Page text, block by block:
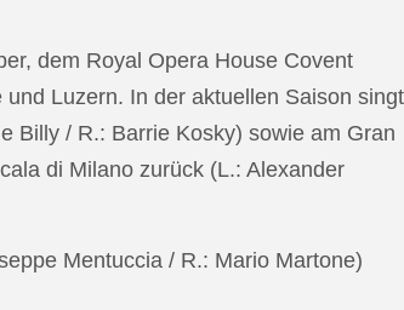
dem Royal Opera House Covent
Luzern. In der aktuellen Saison singt
Billy / R.: Barrie Kosky) sowie am Gran
di Milano zurück (L.: Alexander
Mentuccia / R.: Mario Martone)